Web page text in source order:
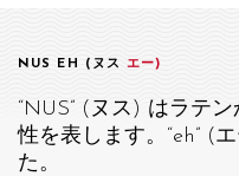
NUS EH (ヌスエー)
“NUS” (ヌス) はラテ
性を表します。“eh” (
た。